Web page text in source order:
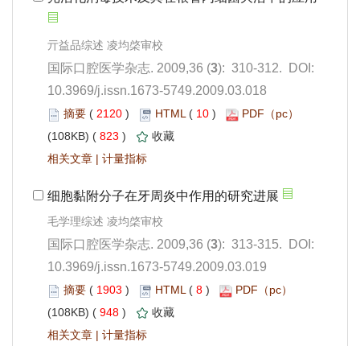
): 310-312. DOI:
10.3969/j.issn.1673-5749.2009.03.018
2120 ) 10 )
823 )
|
): 313-315. DOI:
10.3969/j.issn.1673-5749.2009.03.019
1903 ) 8 )
948 )
|